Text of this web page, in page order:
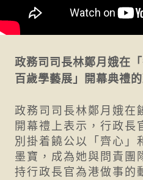
政務司司長林鄭月娥在
百歲學藝展」開幕典禮
政務司司長林鄭月娥在
開幕禮上表示，行政長
別掛着饒公以「齊心」
墨寶，成為她與問責團
持行政長官為港做事的